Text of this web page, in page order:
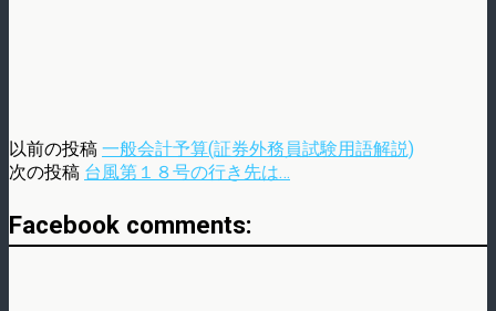
以前の投稿 一般会計予算(証券外務員試験用語解説)
次の投稿 台風第１８号の行き先は…
Facebook comments: